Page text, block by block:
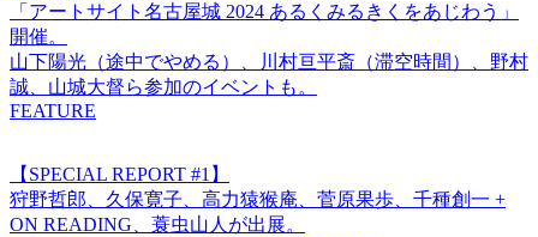
「アートサイト名古屋城 2024 あるくみるきくをあじわう」
開催。
山下陽光（途中でやめる）、川村亘平斎（滞空時間）、野村
誠、山城大督ら参加のイベントも。
FEATURE
【SPECIAL REPORT #1】
狩野哲郎、久保寛子、高力猿猴庵、菅原果歩、千種創一 +
ON READING、蓑虫山人が出展。